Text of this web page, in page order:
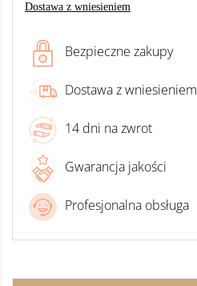
Dostawa z wniesieniem
Bezpieczne zakupy
Dostawa z wniesieniem
14 dni na zwrot
Gwarancja jakości
Profesjonalna obsługa